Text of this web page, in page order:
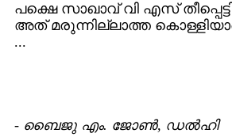
പക്ഷെ സാഖാവ്‌ വി എസ്‌
അത്‌ മരുന്നില്ലാത്ത
...
- ബൈജു എം. ജോണ്‍, ഡല്‍ഹി